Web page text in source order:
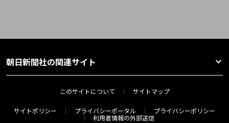
朝日新聞社の関連サイト
このサイトについて サイトマップ
サイトポリシー プライバシーポータル
プライバシーポリシー
利用者情報の外部送信